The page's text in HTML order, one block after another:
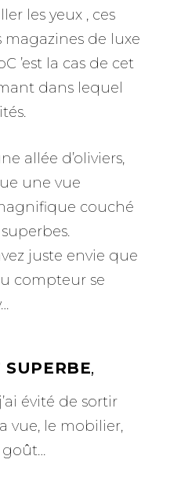
les yeux , ces
magazines de luxe
’est la cas de cet
dans lequel
allée d’oliviers,
une vue
couché
juste envie que
compteur se
SUPERBE,
évité de sortir
vue, le mobilier,
goût…